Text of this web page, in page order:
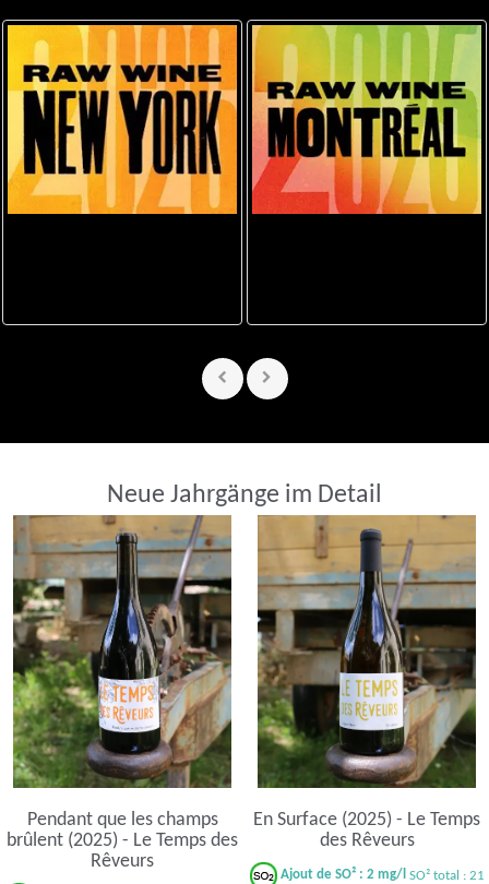
Neue Jahrgänge im Detail
Pendant que les champs
brûlent (2025) - Le Temps des
Rêveurs
En Surface (2025) - Le Temps
des Rêveurs
Ajout de SO² : 2 mg/l SO² total : 21